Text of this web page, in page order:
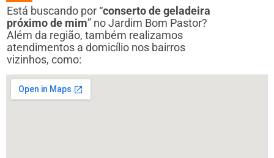
Está buscando por “conserto de geladeira
próximo de mim” no Jardim Bom Pastor?
Além da região, também realizamos
atendimentos a domicílio nos bairros
vizinhos, como: